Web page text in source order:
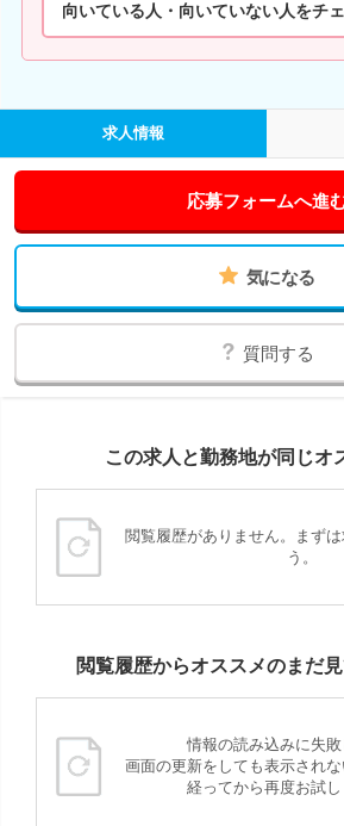
向いている人・向いていない人をチ
求人情報
応募フォームへ進
気になる
質問する
この求人と勤務地が同じオ
閲覧履歴がありません。まず
う。
閲覧履歴からオススメのまだ
情報の読み込みに失敗
画面の更新をしても表示されな
経ってから再度お試し